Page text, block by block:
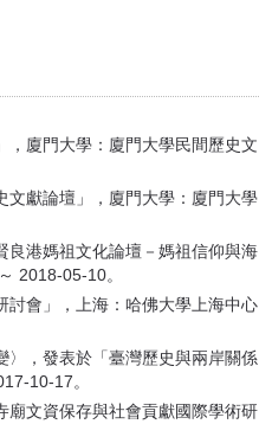
廈門大學：廈門大學民間歷史文
文獻論壇」，廈門大學：廈門大學
良港媽祖文化論壇－媽祖信仰與海
2018-05-10。
討會」，上海：哈佛大學上海中心
〉，發表於「臺灣歷史與兩岸關係
10-17。
廟文資保存與社會貢獻國際學術研